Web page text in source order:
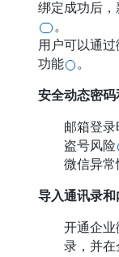
绑定成功后
。
用户可以通
功能
。
安全动态密
邮箱登
盗号风险
微信异常
导入通讯录
开通企业
录，并在